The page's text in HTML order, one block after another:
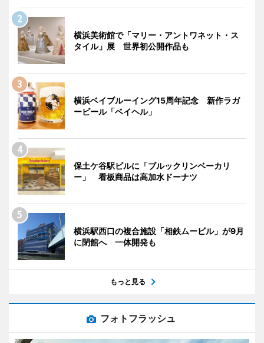
横浜美術館で「マリー・アントワネット・ス
タイル」展 世界初公開作品も
横浜ベイブルーイング15周年記念 新作ラガ
ービール「ベイヘル」
保土ケ谷駅ビルに「ブルックリンベーカリ
ー」 看板商品は高加水ドーナツ
横浜駅西口の複合施設「相鉄ムービル」が9月
に閉館へ 一体開発も
もっと見る
フォトフラッシュ